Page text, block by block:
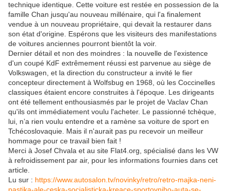
technique identique. Cette voiture est restée en possession de la
famille Chan jusqu'au nouveau millénaire, qui l'a finalement
vendue à un nouveau propriétaire, qui devait la restaurer dans
son état d'origine. Espérons que les visiteurs des manifestations
de voitures anciennes pourront bientôt la voir.
Dernier détail et non des moindres : la nouvelle de l'existence
d'un coupé KdF extrêmement réussi est parvenue au siège de
Volkswagen, et la direction du constructeur a invité le fier
concepteur directement à Wolfsbug en 1968, où les Coccinelles
classiques étaient encore construites à l'époque. Les dirigeants
ont été tellement enthousiasmés par le projet de Vaclav Chan
qu'ils ont immédiatement voulu l'acheter. Le passionné tchèque,
lui, n’a rien voulu entendre et a ramène sa voiture de sport en
Tchécoslovaquie. Mais il n'aurait pas pu recevoir un meilleur
hommage pour ce travail bien fait !
Merci à Josef Chvala et au site Flat4.org, spécialisé dans les VW
à refroidissement par air, pour les informations fournies dans cet
article.
Lu sur : https://www.autosalon.tv/novinky/retro/retro-majka-neni-